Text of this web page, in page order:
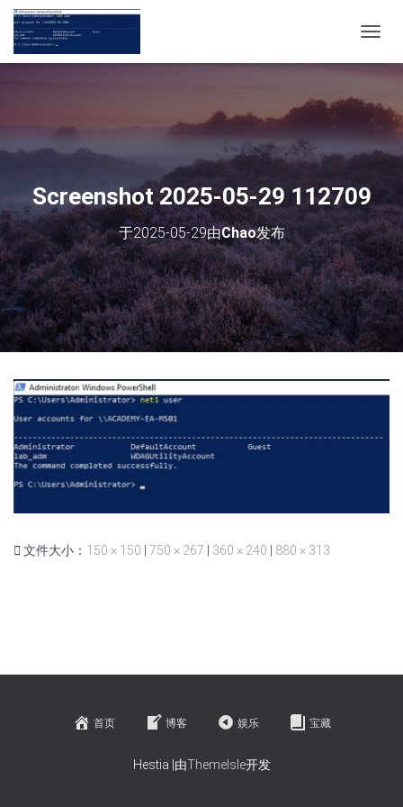
换
Screenshot 2025-05-29 112709
于2025-05-29由Chao发布
文件大小： 150 × 150 750 × 267 360 × 240 880 × 313
首页 博客 娱乐 宝藏
Hestia |由ThemeIsle开发